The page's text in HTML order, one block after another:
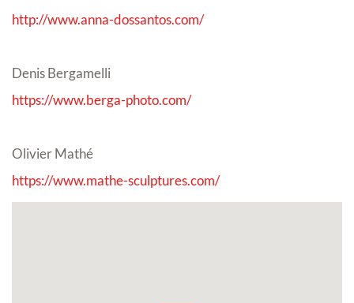
http://www.anna-dossantos.com/
Denis Bergamelli
https://www.berga-photo.com/
Olivier Mathé
https://www.mathe-sculptures.com/